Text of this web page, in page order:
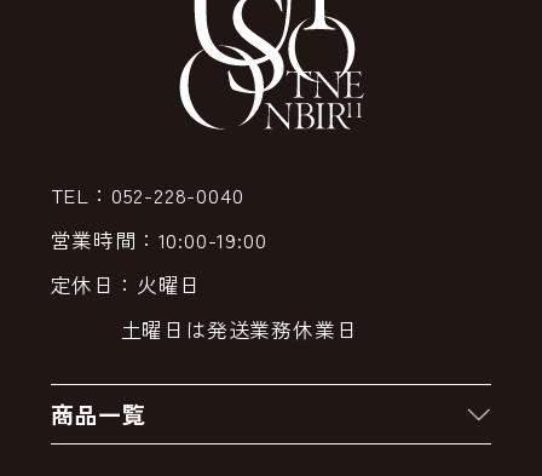
TEL：052-228-0040
営業時間：10:00-19:00
定休日：火曜日
土曜日は発送業務休業日
商品一覧